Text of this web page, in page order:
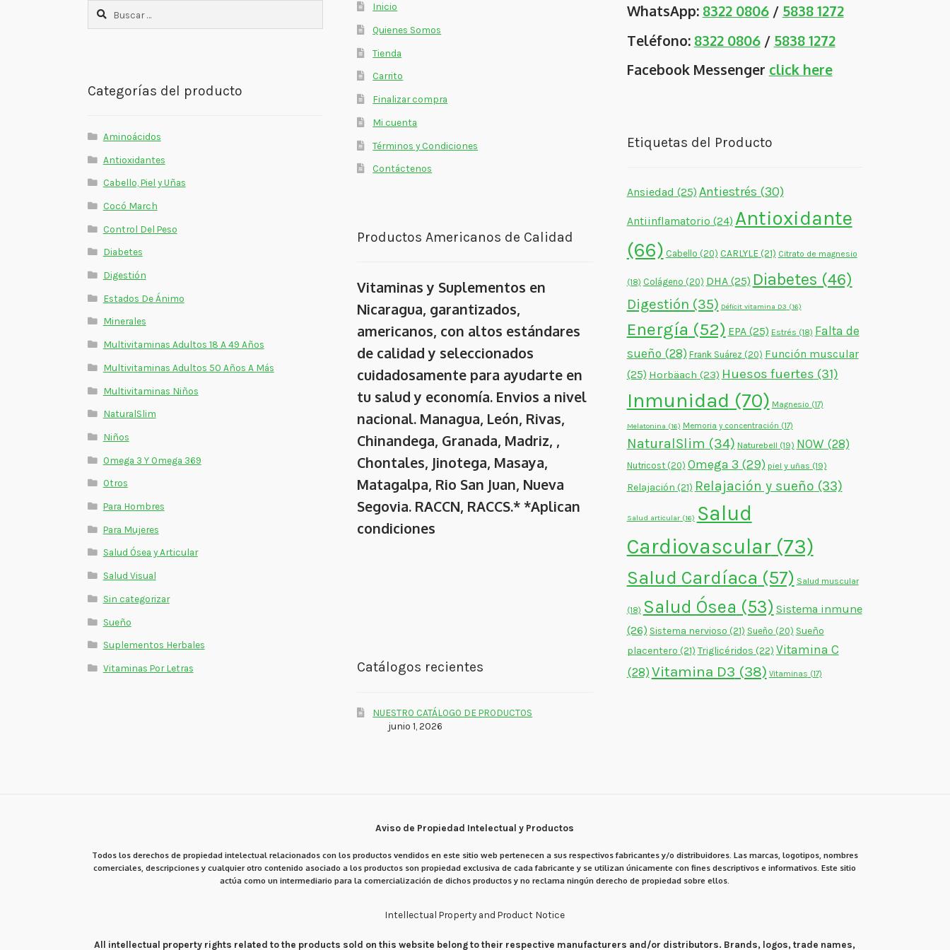
Buscar:
Categorías del producto
Aminoácidos
Antioxidantes
Cabello, Piel y Uñas
Cocó March
Control Del Peso
Diabetes
Digestión
Estados De Ánimo
Minerales
Multivitaminas Adultos 18 A 49 Años
Multivitaminas Adultos 50 Años A Más
Multivitaminas Niños
NaturalSlim
Niños
Omega 3 Y Omega 369
Otros
Para Hombres
Para Mujeres
Salud Ósea y Articular
Salud Visual
Sin categorizar
Sueño
Suplementos Herbales
Vitaminas Por Letras
Inicio
Quienes Somos
Tienda
Carrito
Finalizar compra
Mi cuenta
Términos y Condiciones
Contáctenos
Productos Americanos de Calidad
Vitaminas y Suplementos en
Nicaragua, garantizados,
americanos, con altos estándares
de calidad y seleccionados
cuidadosamente para ayudarte en
tu salud y economía. Envios a nivel
nacional. Managua, León, Rivas,
Chinandega, Granada, Madriz, ,
Chontales, Jinotega, Masaya,
Matagalpa, Rio San Juan, Nueva
Segovia. RACCN, RACCS.* *Aplican
condiciones
Catálogos recientes
NUESTRO CATÁLOGO DE PRODUCTOS
junio 1, 2026
WhatsApp: 8322 0806/ 5838 1272
Teléfono: 8322 0806/ 5838 1272
Facebook Messenger click here
Etiquetas del Producto
Ansiedad (25) Antiestrés (30)
Antiinflamatorio (24) Antioxidante
(66) Cabello (20) CARLYLE(21) Citrato de magnesio
(18) Colágeno (20) DHA(25) Diabetes (46)
Digestión (35) Déficit vitamina D3 (16)
Energía (52) EPA(25) Estrés (18) Falta de
sueño (28) Frank Suárez (20) Función muscular
(25) Horbäach (23) Huesos fuertes (31)
Inmunidad (70) Magnesio (17)
Melatonina (16) Memoria y concentración (17)
NaturalSlim (34) Naturebell (19) NOW (28)
Nutricost(20) Omega 3 (29) piel y uñas (19)
Relajación (21) Relajación y sueño (33)
Salud articular(16) Salud
Cardiovascular(73)
Salud Cardíaca (57) Salud muscular
(18) Salud Ósea (53) Sistema inmune
(26) Sistema nervioso (21) Sueño (20) Sueño
placentero (21) Triglicéridos (22) Vitamina C
(28) Vitamina D3 (38) Vitaminas (17)
Aviso de Propiedad Intelectual y Productos
Todos los derechos de propiedad intelectual relacionados con los productos vendidos en este sitio web pertenecen a sus respectivos fabricantes y/o distribuidores. Las marcas, logotipos, nombres
comerciales, descripciones y cualquier otro contenido asociado a los productos son propiedad exclusiva de cada fabricante y se utilizan únicamente con fines descriptivos e informativos. Este sitio
actúa como un intermediario para la comercialización de dichos productos y no reclama ningún derecho de propiedad sobre ellos.
Intellectual Property and Product Notice
All intellectual property rights related to the products sold on this website belong to their respective manufacturers and/or distributors. Brands, logos, trade names,